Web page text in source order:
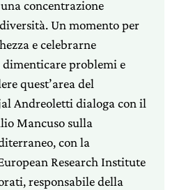
concentrazione
Un momento per
e celebrarne
dimenticare problemi e
quest’area del
Andreoletti dialoga con il
Mancuso sulla
con la
Research Institute
responsabile della